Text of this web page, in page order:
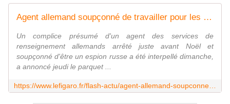
Agent allemand soupçonné de travailler pour les Russes: un complice présumé interpellé
Un complice présumé d'un agent des services de
renseignement allemands arrêté juste avant Noël et
soupçonné d'être un espion russe a été interpellé dimanche,
a annoncé jeudi le parquet ...